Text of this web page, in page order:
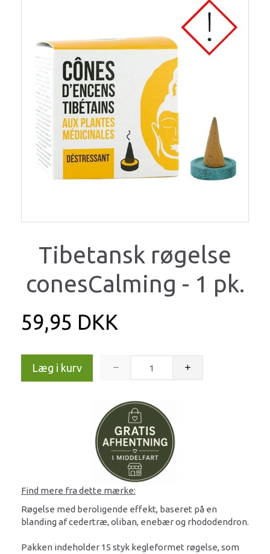
Tibetansk røgelse
conesCalming - 1 pk.
59,95 DKK
Læg i kurv
Find mere fra dette mærke:
Røgelse med beroligende effekt, baseret på en
blanding af cedertræ, oliban, enebær og rhododendron.
Pakken indeholder 15 styk kegleformet røgelse, som